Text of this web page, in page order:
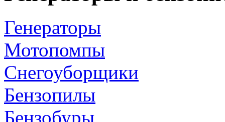
Генераторы
Мотопомпы
Снегоуборщики
Бензопилы
Бензобуры